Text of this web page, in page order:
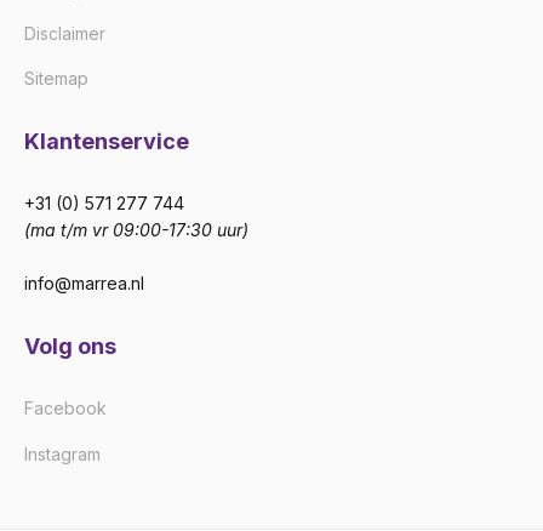
Disclaimer
Sitemap
Klantenservice
+31 (0) 571 277 744
(ma t/m vr 09:00-17:30 uur)
info@marrea.nl
Volg ons
Facebook
Instagram